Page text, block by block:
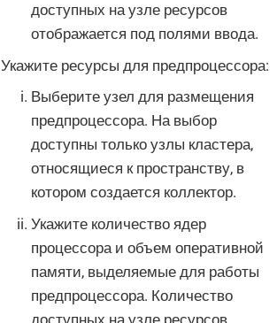
доступных на узле ресурсов
отображается под полями ввода.
Укажите ресурсы для предпроцессора:
Выберите узел для размещения
предпроцессора. На выбор
доступны только узлы кластера,
относящиеся к пространству, в
котором создается коллектор.
Укажите количество ядер
процессора и объем оперативной
памяти, выделяемые для работы
предпроцессора. Количество
доступных на узле ресурсов